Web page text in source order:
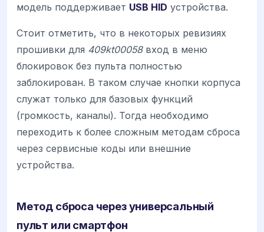
модель поддерживает USB HID устройства.
Стоит отметить, что в некоторых ревизиях
прошивки для 409kt00058вход в меню
блокировок без пульта полностью
заблокирован. В таком случае кнопки корпуса
служат только для базовых функций
(громкость, каналы). Тогда необходимо
переходить к более сложным методам сброса
через сервисные коды или внешние
устройства.
Метод сброса через универсальный
пульт или смартфон